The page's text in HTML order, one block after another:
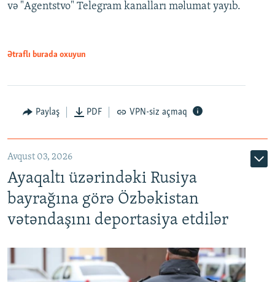
və "Agentstvo" Telegram kanalları məlumat yayıb.
Ətraflı burada oxuyun
Paylaş PDF VPN-siz açmaq
Avqust 03, 2026
Ayaqaltı üzərindəki Rusiya
bayrağına görə Özbəkistan
vətəndaşını deportasiya etdilər